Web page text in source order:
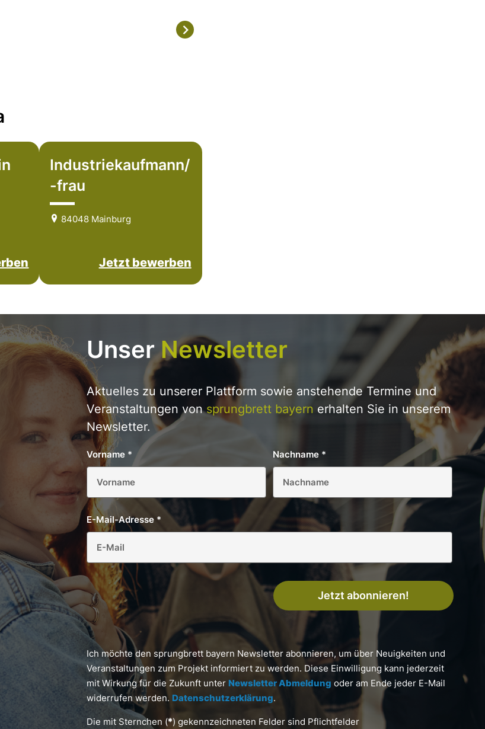
Industriekaufmann/
-frau
84048 Mainburg
Jetzt bewerben
UnserNewsletter
Aktuelles zu unserer Plattform sowie anstehende Termine und
Veranstaltungen vonsprungbrett bayern erhalten Sie in unserem
Newsletter.
Vorname * Nachname *
E-Mail-Adresse *
Jetzt abonnieren!
Ich möchte den sprungbrett bayern Newsletter abonnieren, um über Neuigkeiten und
Veranstaltungen zum Projekt informiert zu werden. Diese Einwilligung kann jederzeit
mit Wirkung für die Zukunft unter Newsletter Abmeldung oder am Ende jeder E-Mail
widerrufen werden. Datenschutzerklärung.
Die mit Sternchen (*) gekennzeichneten Felder sind Pflichtfelder